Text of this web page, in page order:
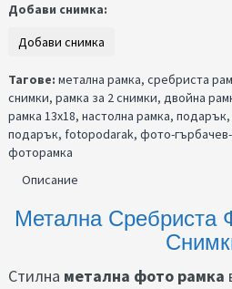
Добави снимка:
Тагове: метална рамка, сребриста
снимки, рамка за 2 снимки, двойна
рамка 13x18, настолна рамка, подарък,
подарък, fotopodarak, фото-
фоторамка
Описание
Метална Сребриста
Стилна метална фото рамка